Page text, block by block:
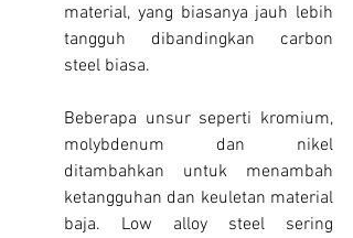
material, yang biasanya jauh lebih
tangguh dibandingkan carbon
steel biasa.
Beberapa unsur seperti kromium,
molybdenum dan nikel
ditambahkan untuk menambah
ketangguhan dan keuletan material
baja. Low alloy steel sering